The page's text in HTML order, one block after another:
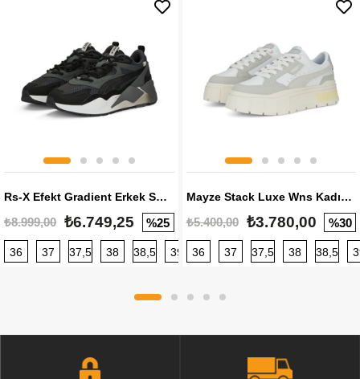
Rs-X Efekt Gradient Erkek Sneaker
₺8.999,00 ₺6.749,25 %25
36 37 37,5 38 38,5 39 40 40,5 41 42 42,5
Mayze Stack Luxe Wns Kadın Sneaker
₺5.400,00 ₺3.780,00 %30
36 37 37,5 38 38,5